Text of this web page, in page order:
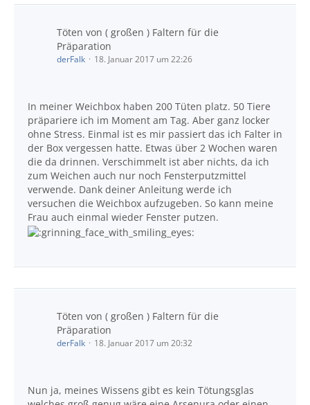
Töten von ( großen ) Faltern für die
Präparation
derFalk 18. Januar 2017 um 22:26
In meiner Weichbox haben 200 Tüten platz. 50 Tiere
präpariere ich im Moment am Tag. Aber ganz locker
ohne Stress. Einmal ist es mir passiert das ich Falter in
der Box vergessen hatte. Etwas über 2 Wochen waren
die da drinnen. Verschimmelt ist aber nichts, da ich
zum Weichen auch nur noch Fensterputzmittel
verwende. Dank deiner Anleitung werde ich
versuchen die Weichbox aufzugeben. So kann meine
Frau auch einmal wieder Fenster putzen.
Töten von ( großen ) Faltern für die
Präparation
derFalk 18. Januar 2017 um 20:32
Nun ja, meines Wissens gibt es kein Tötungsglas